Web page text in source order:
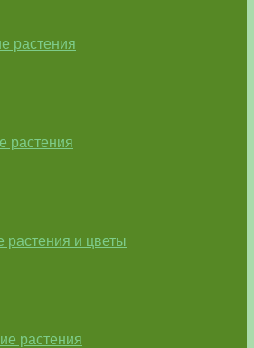
растения
растения
растения и цветы
растения